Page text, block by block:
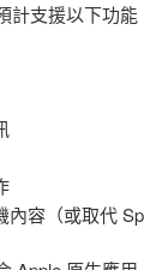
計支援以下功能
容（或取代